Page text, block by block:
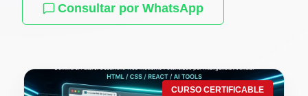
Consultar por WhatsApp
CURSO CERTIFICABLE